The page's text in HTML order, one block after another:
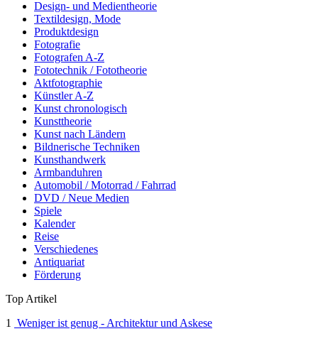
Design- und Medientheorie
Textildesign, Mode
Produktdesign
Fotografie
Fotografen A-Z
Fototechnik / Fototheorie
Aktfotographie
Künstler A-Z
Kunst chronologisch
Kunsttheorie
Kunst nach Ländern
Bildnerische Techniken
Kunsthandwerk
Armbanduhren
Automobil / Motorrad / Fahrrad
DVD / Neue Medien
Spiele
Kalender
Reise
Verschiedenes
Antiquariat
Förderung
Top Artikel
1
Weniger ist genug - Architektur und Askese